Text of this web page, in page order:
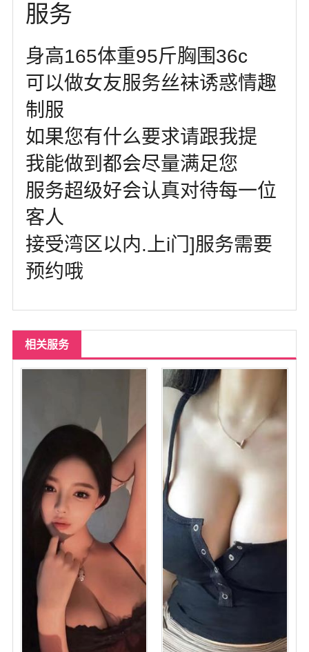
底特律
菲尼克斯
服务
身高165体重95斤胸围36c
可以做女友服务丝袜诱惑情趣
制服
如果您有什么要求请跟我提
我能做到都会尽量满足您
服务超级好会认真对待每一位
客人
接受湾区以内.上i门]服务需要
预约哦
相关服务